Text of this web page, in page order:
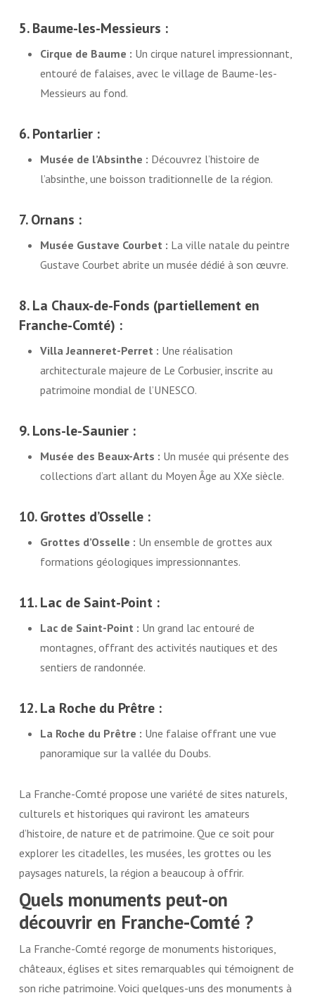
5. Baume-les-Messieurs :
Cirque de Baume : Un cirque naturel impressionnant,
entouré de falaises, avec le village de Baume-les-
Messieurs au fond.
6. Pontarlier :
Musée de l’Absinthe : Découvrez l’histoire de
l’absinthe, une boisson traditionnelle de la région.
7. Ornans :
Musée Gustave Courbet : La ville natale du peintre
Gustave Courbet abrite un musée dédié à son œuvre.
8. La Chaux-de-Fonds (partiellement en
Franche-Comté) :
Villa Jeanneret-Perret : Une réalisation
architecturale majeure de Le Corbusier, inscrite au
patrimoine mondial de l’UNESCO.
9. Lons-le-Saunier :
Musée des Beaux-Arts : Un musée qui présente des
collections d’art allant du Moyen Âge au XXe siècle.
10. Grottes d’Osselle :
Grottes d’Osselle : Un ensemble de grottes aux
formations géologiques impressionnantes.
11. Lac de Saint-Point :
Lac de Saint-Point : Un grand lac entouré de
montagnes, offrant des activités nautiques et des
sentiers de randonnée.
12. La Roche du Prêtre :
La Roche du Prêtre : Une falaise offrant une vue
panoramique sur la vallée du Doubs.
La Franche-Comté propose une variété de sites naturels,
culturels et historiques qui raviront les amateurs
d’histoire, de nature et de patrimoine. Que ce soit pour
explorer les citadelles, les musées, les grottes ou les
paysages naturels, la région a beaucoup à offrir.
Quels monuments peut-on
découvrir en Franche-Comté ?
La Franche-Comté regorge de monuments historiques,
châteaux, églises et sites remarquables qui témoignent de
son riche patrimoine. Voici quelques-uns des monuments à